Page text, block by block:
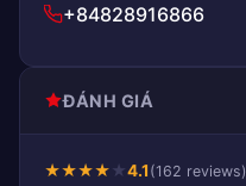
+84828916866
ĐÁNH GIÁ
★★★★★4.1 (162 reviews)